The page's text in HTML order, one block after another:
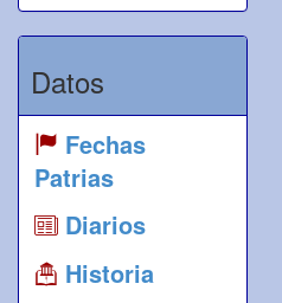
Datos
Fechas
Patrias
Diarios
Historia